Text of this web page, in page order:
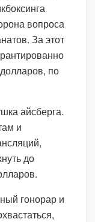
вопроса
За этот
по
айсберга.
и
до
гонорар и